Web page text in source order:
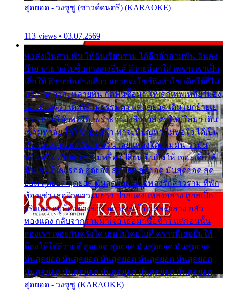
สุดยอด - วงซูซู (ซาวด์ดนตรี) (KARAOKE)
113 views • 03.07.2569
พ่อส่งเงินสามพัน ให้ฉันเรียนราม ได้อีกสักสามพัน ฉันคง
บ๊าย บาย จะไปซื้อกางเกงยีนส์ ลีวายส์มาใส่ เพราะเราเป็น
เด็กใต้ ลีวายส์อย่างเดียว อยากจะโชว์ถึงหิวโซ เด็กใต้ก็ไม่
หวั่น ตกตัวละหลายพัน กัดฟันซื้อมา ให้เด็กเทพเหลียวมอง
และต้องรู้ว่า เด็กใต้ไม่ธรรมดา แต่สุดยอด เดินโยกย้ายเย
ยวน กวนโอ๊ยพอได้ เพราะว่านุ่งลีวายส์ ตัวใหม่ใส่มา เดิน
เข้ามหาลัย จิ๊กโก๊มองหน้า ท่าจะมีปัญหา ไม่พอใจ ได้เป็น
เรื่องแน่นอน แต่ฉันไม่หวั่น เลยแหลงใต้ถามมัน ว่ามัน
พรั่นพรือ มันตอบว่าไม่พรื่อ เปลี่ยนเป็นยิ้มให้ เจอะเด็กใต้
ด้วยกัน ก็เลยรอด สุดยอด สุดยอด สุดยอด มันสุดยอด สุด
ยอด สุดยอด สุดยอด มันสุดยอด แอบหลงรักสาวราม ที่พัก
ห้องเช่า เธอผิวขาวผมยาว ปากแดงแหลงกลาง ถูกสเป็ก
จริงเธอ อยู่ห้องข้างข้าง อยากเข้าไปแหลงกลาง กลัว
ทองแดง กลับจากรามมาเจอ เธอมาซื้อข้าว แต่ก่อนนั้น
สองเรา เจอะกันครั้งใด เธอไม่เคยไยดี คราวนี้เธอยิ้มให้
ต้องให้ใส่ลีวายส์ สุดยอด สุดยอด มันสุดยอด มันสุดยอด
มันสุดยอด มันสุดยอด มันสุดยอด มันสุดยอด มันสุดยอด
มันสุดยอด มันสุดยอด มันสุดยอด มันสุดยอด มันสุดยอด
สุดยอด - วงซูซู (KARAOKE)